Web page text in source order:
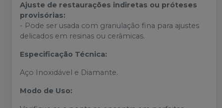
Ajuste de restaurações indiretas ou próteses
provisórias:
- Pode ser usada com granulação fina para ajustes
delicados em resinas ou cerâmicas.
Especificação Técnica:
Aço Inoxidável e Diamante.
Modo de Uso: